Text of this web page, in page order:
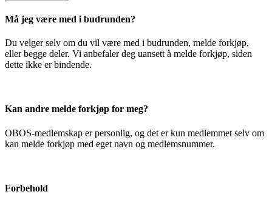
Må jeg være med i budrunden?
Du velger selv om du vil være med i budrunden, melde forkjøp,
eller begge deler. Vi anbefaler deg uansett å melde forkjøp, siden
dette ikke er bindende.
Kan andre melde forkjøp for meg?
OBOS-medlemskap er personlig, og det er kun medlemmet selv om
kan melde forkjøp med eget navn og medlemsnummer.
Forbehold